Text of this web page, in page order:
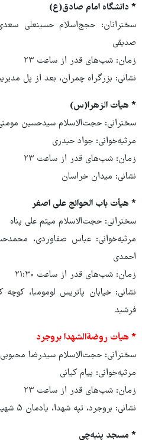
* دانشگاه امام صادق(ع)
سخنرانان: حجج‌اسلام حسینعلی
صدیقی
زمان: شب‌های قدر از ساعت ۲۳
نشانی: بزرگراه چمران، بعد از پل
* هیأت الزهرا(س)
سخنرانی: حجت‌الاسلام سیدحسین
مرثیه‌خوانی: جواد حیدری
زمان: شب‌های قدر از ساعت ۲۳
نشانی: میدان خراسان
* هیأت باب الحوائج علی اصغر
سخنرانی: حجت‌الاسلام میثم علی پناه
مرثیه‌خوانی: عباس صفاوردی،
احمدی
زمان: شب‌های قدر از ساعت ۲۱:۳۰
نشانی: خیابان پاتریس لومومبا،
فرشید
* هیأت روضةالشهدا بروجرد
سخنرانی: حجت‌الاسلام سیدرضا محبوبی
مرثیه‌خوانی: پیام کیانی
زمان: شب‌های قدر از ساعت ۲۳
نشانی: بروجرد، تپه شهدا، یادمان ۵ شهید گمنام
* مسجد پنبه‌چی